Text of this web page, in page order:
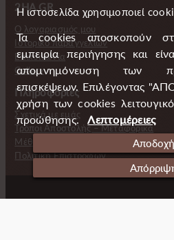
2HA.GR
Ο λογαριασμός μου
Ιστορικό παραγγελιών
Επικοινωνία
Gallery
Πληροφορίες
Σχετικά με εμάς
Τρόποι Αποστολής – Μεταφορικά
Μέθοδοι πληρωμής
Πολιτική Επιστροφών
Copyright (c) 2024 2 Handmade
Η ιστοσελίδα χρησιμοποιεί
Τα cookies αποσκοπούν
εμπειρία περιήγησης και
απομνημόνευση των
επισκέψεων. Επιλέγοντας
χρήση των cookies
προώθησης.
Λεπτομέρειες
Αποδοχή